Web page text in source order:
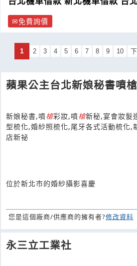
免費詢價
1 2 3 4 5 6 7 8 9 10
蘋果公主台北新娘秘書噴
新娘秘書,噴槍彩妝,噴槍新秘,宴會妝髮
型梳化,婚紗照梳化,尾牙各式活動梳化,
店新祕
位於新北市的婚紗攝影喜慶
您是這個廠商/供應商的擁有者?修改資料
永三立工業社